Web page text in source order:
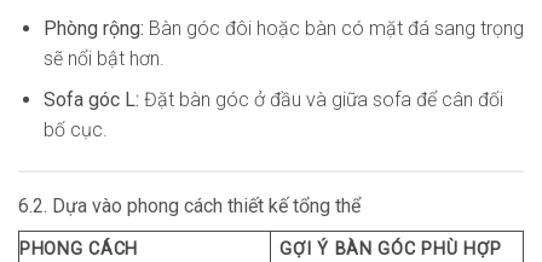
Phòng rộng: Bàn góc đôi hoặc bàn có mặt đá sang trọng
sẽ nổi bật hơn.
Sofa góc L: Đặt bàn góc ở đầu và giữa sofa để cân đối
bố cục.
6.2. Dựa vào phong cách thiết kế tổng thể
PHONG CÁCH GỢI Ý BÀN GÓC PHÙ HỢP